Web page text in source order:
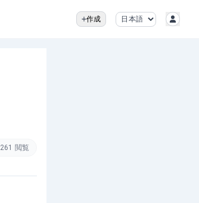
作成
閲覧